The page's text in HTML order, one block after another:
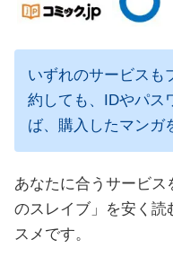
いずれのサービスも
約しても、IDやパス
ば、購入したマンガ
あなたに合うサービ
のスレイブ」を安く読
スメです。